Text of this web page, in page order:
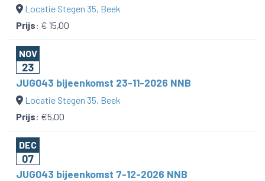
Locatie Stegen 35, Beek
Prijs: € 15,00
NOV
23
JUG043 bijeenkomst 23-11-2026 NNB
Locatie Stegen 35, Beek
Prijs: €5,00
DEC
07
JUG043 bijeenkomst 7-12-2026 NNB